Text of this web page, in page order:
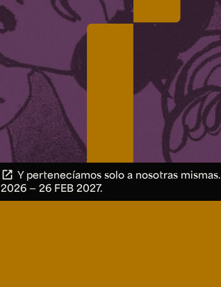
Y pertenecíamos solo a nosotras mismas.
2026 ― 26 FEB 2027.